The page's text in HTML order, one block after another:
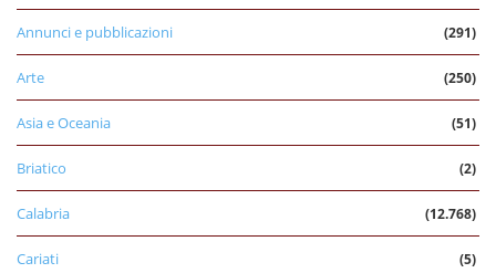
Annunci e pubblicazioni (291)
Arte (250)
Asia e Oceania (51)
Briatico (2)
Calabria (12.768)
Cariati (5)